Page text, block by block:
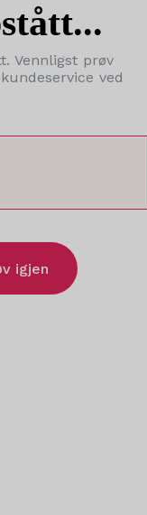
Vennligst prøv
ved
igjen